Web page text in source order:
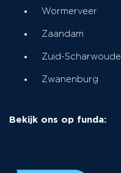
Wormerveer
Zaandam
Zuid-Scharwoude
Zwanenburg
Bekijk ons op funda: